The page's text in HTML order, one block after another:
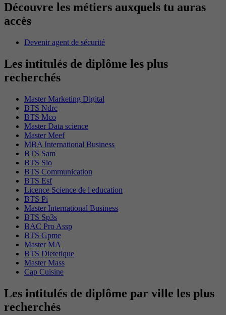
Découvre les métiers auxquels tu auras
accès
Devenir agent de sécurité
Les intitulés de diplôme les plus
recherchés
Master Marketing Digital
BTS Ndrc
BTS Mco
Master Data science
Master Meef
MBA International Business
BTS Sam
BTS Sio
BTS Communication
BTS Esf
Licence Science de l education
BTS Pi
Master International Business
BTS Sp3s
BAC Pro Assp
BTS Gpme
Master MA
BTS Dietetique
Master Mass
Cap Cuisine
Les intitulés de diplôme par ville les plus
recherchés